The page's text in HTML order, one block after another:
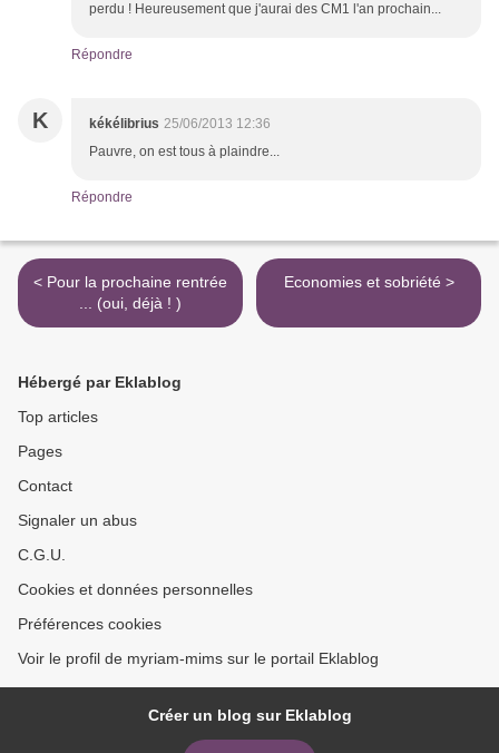
perdu ! Heureusement que j'aurai des CM1 l'an prochain...
Répondre
K kékélibrius 25/06/2013 12:36
Pauvre, on est tous à plaindre...
Répondre
< Pour la prochaine rentrée
... (oui, déjà ! )
Economies et sobriété >
Hébergé par Eklablog
Top articles
Pages
Contact
Signaler un abus
C.G.U.
Cookies et données personnelles
Préférences cookies
Voir le profil de myriam-mims sur le portail Eklablog
Créer un blog sur Eklablog